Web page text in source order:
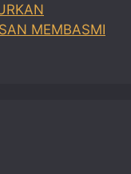
MEMBASMI